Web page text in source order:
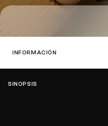
INFORMACIÓN
SINOPSIS